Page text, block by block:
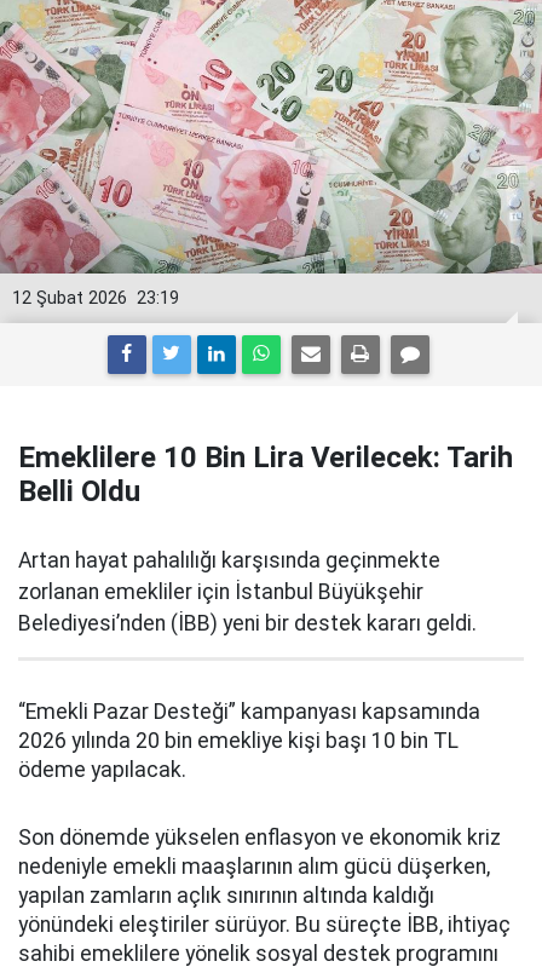
23:19
12 Şubat 2026
Emeklilere 10 Bin Lira Verilecek: Tarih
Belli Oldu
Artan hayat pahalılığı karşısında geçinmekte
zorlanan emekliler için İstanbul Büyükşehir
Belediyesi’nden (İBB) yeni bir destek kararı geldi.
“Emekli Pazar Desteği” kampanyası kapsamında
2026 yılında 20 bin emekliye kişi başı 10 bin TL
ödeme yapılacak.
Son dönemde yükselen enflasyon ve ekonomik kriz
nedeniyle emekli maaşlarının alım gücü düşerken,
yapılan zamların açlık sınırının altında kaldığı
yönündeki eleştiriler sürüyor. Bu süreçte İBB, ihtiyaç
sahibi emeklilere yönelik sosyal destek programını